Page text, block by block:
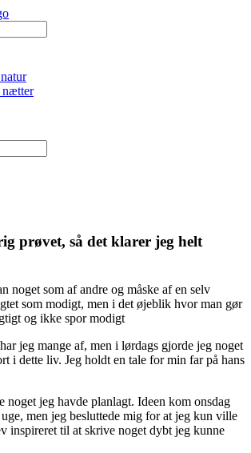
nætter
prøvet, så det klarer jeg helt
noget som af andre og måske af en selv
som modigt, men i det øjeblik hvor man gør
og ikke spor modigt
jeg mange af, men i lørdags gjorde jeg noget
i dette liv. Jeg holdt en tale for min far på hans
noget jeg havde planlagt. Ideen kom onsdag
men jeg besluttede mig for at jeg kun ville
inspireret til at skrive noget dybt jeg kunne